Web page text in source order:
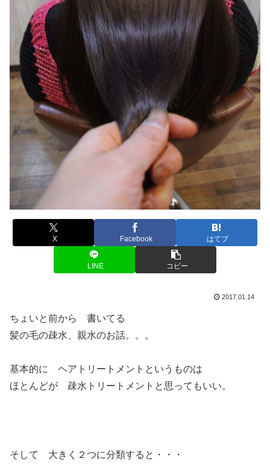
X Facebook はてブ
LINE コピー
2017.01.14
ちょいと前から 書いてる
髪の毛の疎水、親水のお話。。。
基本的に ヘアトリートメントというものは
ほとんどが 疎水トリートメントと思ってもいい。
そして 大きく２つに分類すると・・・